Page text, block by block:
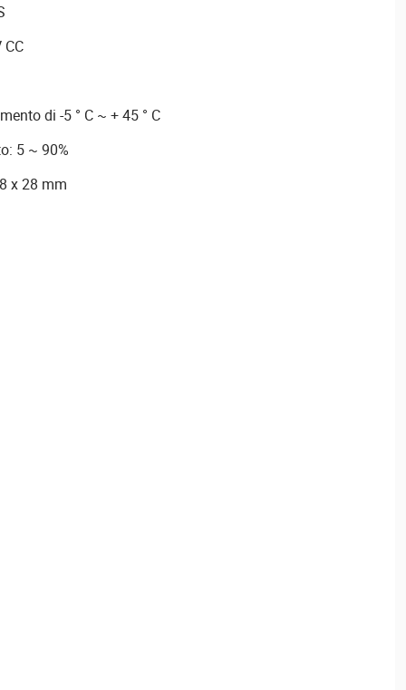
di -5 ° C ~ + 45 ° C
5 ~ 90%
x 28 mm